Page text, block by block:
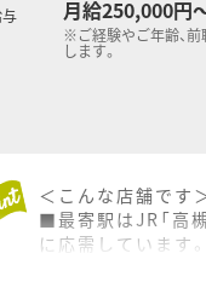
月給250,000円
※ご経験やご年齢、
します。
＜こんな店舗です
■最寄駅はJR「高
に応需しています。